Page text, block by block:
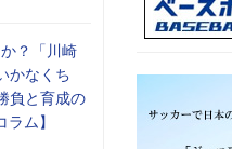
？「川崎
かなくち
負と育成の
ム】